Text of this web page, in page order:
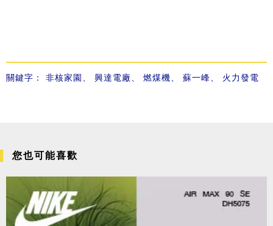
關鍵字： 非核家園 、 興達電廠、 燃煤機、 蘇一峰、 火力發電
您也可能喜歡